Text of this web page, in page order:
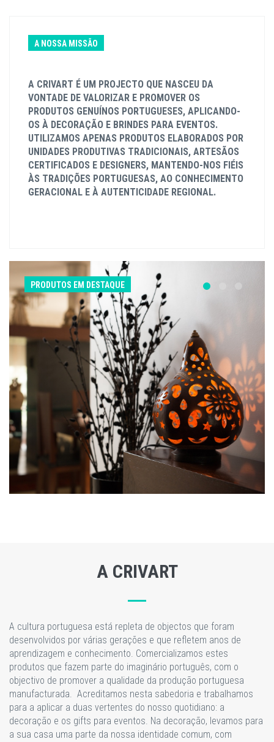
A NOSSA MISSÃO
A CRIVART É UM PROJECTO QUE NASCEU DA
VONTADE DE VALORIZAR E PROMOVER OS
PRODUTOS GENUÍNOS PORTUGUESES, APLICANDO-
OS À DECORAÇÃO E BRINDES PARA EVENTOS.
UTILIZAMOS APENAS PRODUTOS ELABORADOS POR
UNIDADES PRODUTIVAS TRADICIONAIS, ARTESÃOS
CERTIFICADOS E DESIGNERS, MANTENDO-NOS FIÉIS
ÀS TRADIÇÕES PORTUGUESAS, AO CONHECIMENTO
GERACIONAL E À AUTENTICIDADE REGIONAL.
PRODUTOS EM DESTAQUE
A CRIVART
A cultura portuguesa está repleta de objectos que foram
desenvolvidos por várias gerações e que refletem anos de
aprendizagem e conhecimento. Comercializamos estes
produtos que fazem parte do imaginário português, com o
objectivo de promover a qualidade da produção portuguesa
manufacturada. Acreditamos nesta sabedoria e trabalhamos
para a aplicar a duas vertentes do nosso quotidiano: a
decoração e os gifts para eventos. Na decoração, levamos para
a sua casa uma parte da nossa identidade comum, com